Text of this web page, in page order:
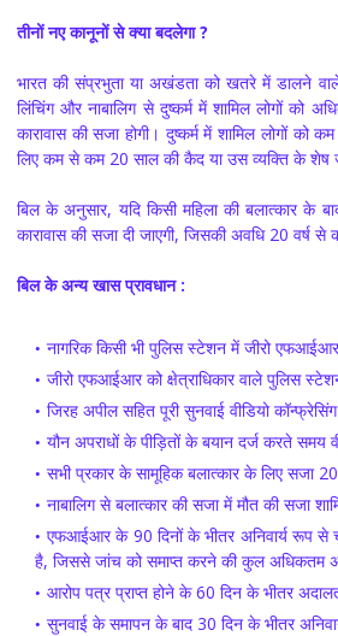
तीनों नए कानूनों से क्या बदलेगा ?
भारत की संप्रभुता या अखंडता को खतरे में डालने
लिंचिंग और नाबालिग से दुष्कर्म में शामिल लोगों को
कारावास की सजा होगी। दुष्कर्म में शामिल लोगों
लिए कम से कम 20 साल की कैद या उस व्यक्ति के शेष
बिल के अनुसार, यदि किसी महिला की बलात्कार के
कारावास की सजा दी जाएगी, जिसकी अवधि 20 वर्ष
बिल के अन्य खास प्रावधान :
नागरिक किसी भी पुलिस स्टेशन में जीरो
जीरो एफआईआर को क्षेत्राधिकार वाले पुलिस
जिरह अपील सहित पूरी सुनवाई वीडियो
यौन अपराधों के पीड़ितों के बयान दर्ज करते समय
सभी प्रकार के सामूहिक बलात्कार के लिए सजा
नाबालिग से बलात्कार की सजा में मौत की सजा
एफआईआर के 90 दिनों के भीतर अनिवार्य रूप से
है, जिससे जांच को समाप्त करने की कुल अधिकतम
आरोप पत्र प्राप्त होने के 60 दिन के भीतर
सुनवाई के समापन के बाद 30 दिन के भीतर